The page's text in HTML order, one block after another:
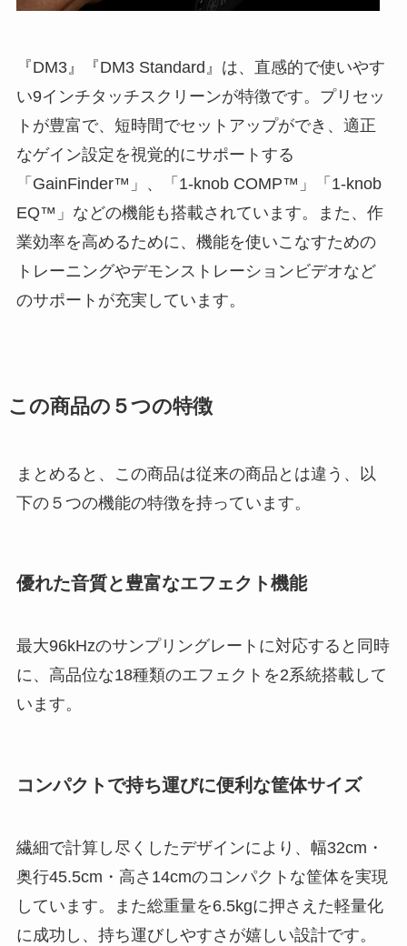
『DM3』『DM3 Standard』は、直感的で使いやす
い9インチタッチスクリーンが特徴です。プリセッ
トが豊富で、短時間でセットアップができ、適正
なゲイン設定を視覚的にサポートする
「GainFinder™」、「1-knob COMP™」「1-knob
EQ™」などの機能も搭載されています。また、作
業効率を高めるために、機能を使いこなすための
トレーニングやデモンストレーションビデオなど
のサポートが充実しています。
この商品の５つの特徴
まとめると、この商品は従来の商品とは違う、以
下の５つの機能の特徴を持っています。
優れた音質と豊富なエフェクト機能
最大96kHzのサンプリングレートに対応すると同時
に、高品位な18種類のエフェクトを2系統搭載して
います。
コンパクトで持ち運びに便利な筐体サイズ
繊細で計算し尽くしたデザインにより、幅32cm・
奥行45.5cm・高さ14cmのコンパクトな筐体を実現
しています。また総重量を6.5kgに押さえた軽量化
に成功し、持ち運びしやすさが嬉しい設計です。